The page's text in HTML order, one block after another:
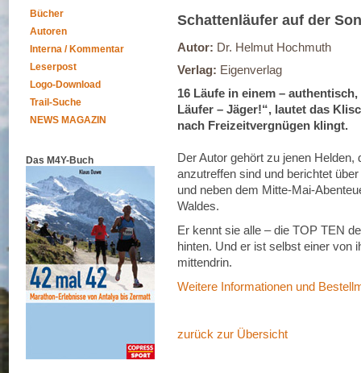
Bücher
Autoren
Interna / Kommentar
Leserpost
Logo-Download
Trail-Suche
NEWS MAGAZIN
Das M4Y-Buch
Schattenläufer auf der
Autor: Dr. Helmut Hochmuth
Verlag: Eigenverlag
16 Läufe in einem –
Läufer – Jäger!“, lautet das
nach Freizeitvergnügen klingt.
Der Autor gehört zu jenen
anzutreffen sind und berichtet
und neben dem Mitte-Mai-
Waldes.
Er kennt sie alle – die TOP TEN
hinten. Und er ist selbst einer von
mittendrin.
Weitere Informationen und
zurück zur Übersicht